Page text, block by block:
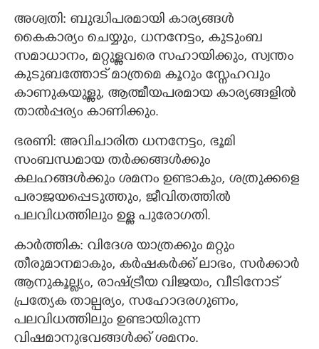
അശ്വതി: ബുദ്ധിപരമായി കാര്യങ്ങൾ
കൈകാര്യം ചെയ്യും, ധനനേട്ടം, കുടുംബ
സമാധാനം, മറ്റുള്ളവരെ സഹായിക്കും, സ്വന്തം
കുടുബത്തോട് മാത്രമെ കൂറും സ്നേഹവും
കാണുകയുള്ളു, ആത്മീയപരമായ കാര്യങ്ങളില്‍
താല്‍പ്പര്യം കാണിക്കും.
ഭരണി: അവിചാരിത ധനനേട്ടം, ഭൂമി
സംബന്ധമായ തര്‍ക്കങ്ങള്‍ക്കും
കലഹങ്ങള്‍ക്കും ശമനം ഉണ്ടാകും, ശത്രുക്കളെ
പരാജയപ്പെടുത്തും, ജീവിതത്തില്‍
പലവിധത്തിലും ഉള്ള പുരോഗതി.
കാര്‍ത്തിക: വിദേശ യാത്രക്കും മറ്റും
തീരുമാനമാകും, കര്‍ഷകര്‍ക്ക് ലാഭം, സര്‍ക്കാര്‍
ആനുകൂല്ല്യം, രാഷ്ട്രീയ വിജയം, വീടിനോട്
പ്രത്യേക താല്പര്യം, സഹോദരഗുണം,
പലവിധത്തിലും ഉണ്ടായിരുന്ന
വിഷമാനുഭവങ്ങള്‍ക്ക് ശമനം.